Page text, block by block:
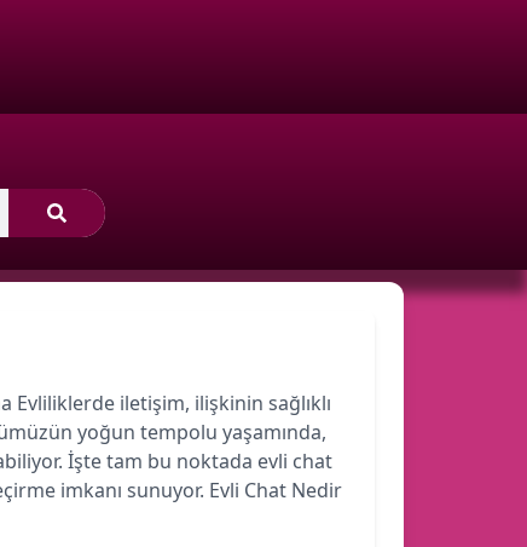
Evliliklerde iletişim, ilişkinin sağlıklı
yoğun tempolu yaşamında,
İşte tam bu noktada evli chat
imkanı sunuyor. Evli Chat Nedir